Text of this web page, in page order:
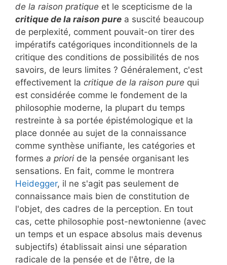
de la raison pratique et le scepticisme de la
critique de la raison pure a suscité beaucoup
de perplexité, comment pouvait-on tirer des
impératifs catégoriques inconditionnels de la
critique des conditions de possibilités de nos
savoirs, de leurs limites ? Généralement, c'est
effectivement la critique de la raison pure qui
est considérée comme le fondement de la
philosophie moderne, la plupart du temps
restreinte à sa portée épistémologique et la
place donnée au sujet de la connaissance
comme synthèse unifiante, les catégories et
formes a priori de la pensée organisant les
sensations. En fait, comme le montrera
Heidegger, il ne s'agit pas seulement de
connaissance mais bien de constitution de
l'objet, des cadres de la perception. En tout
cas, cette philosophie post-newtonienne (avec
un temps et un espace absolus mais devenus
subjectifs) établissait ainsi une séparation
radicale de la pensée et de l'être, de la